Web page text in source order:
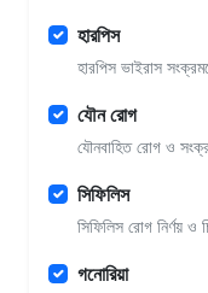
হারপিস
হারপিস ভাইরাস
যৌন রোগ
যৌনবাহিত রোগ ও
সিফিলিস
সিফিলিস রোগ নির্ণয় ও
গনোরিয়া